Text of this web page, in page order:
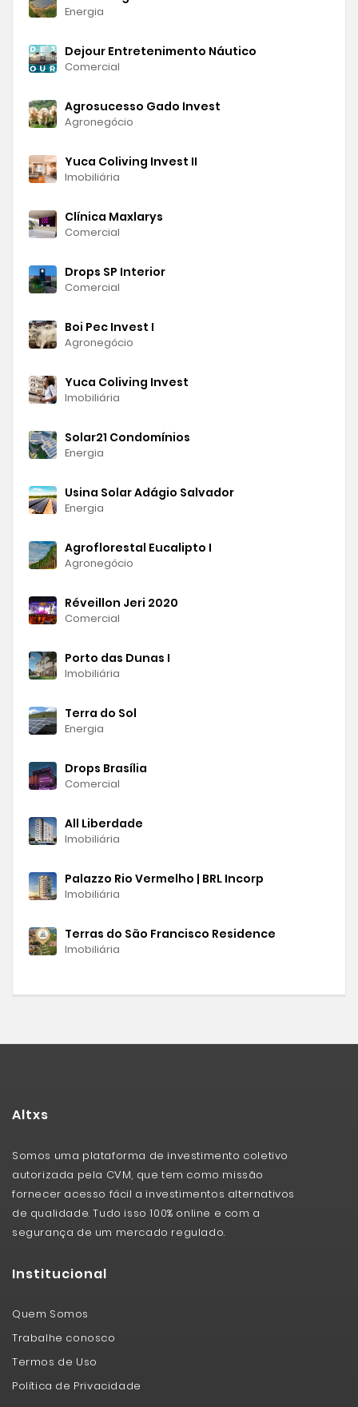
Energia
Dejour Entretenimento Náutico
Comercial
Agrosucesso Gado Invest
Agronegócio
Yuca Coliving Invest II
Imobiliária
Clínica Maxlarys
Comercial
Drops SP Interior
Comercial
Boi Pec Invest I
Agronegócio
Yuca Coliving Invest
Imobiliária
Solar21 Condomínios
Energia
Usina Solar Adágio Salvador
Energia
Agroflorestal Eucalipto I
Agronegócio
Réveillon Jeri 2020
Comercial
Porto das Dunas I
Imobiliária
Terra do Sol
Energia
Drops Brasília
Comercial
All Liberdade
Imobiliária
Palazzo Rio Vermelho | BRL Incorp
Imobiliária
Terras do São Francisco Residence
Imobiliária
Altxs
Somos uma plataforma de investimento coletivo
autorizada pela CVM, que tem como missão
fornecer acesso fácil a investimentos alternativos
de qualidade. Tudo isso 100% online e com a
segurança de um mercado regulado.
Institucional
Quem Somos
Trabalhe conosco
Termos de Uso
Política de Privacidade